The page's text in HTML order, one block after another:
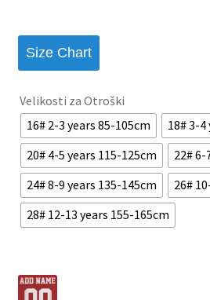
Size Chart
Velikosti za Otroški
16# 2-3 years 85-105cm
18# 3-
20# 4-5 years 115-125cm
22# 6-
24# 8-9 years 135-145cm
26#
28# 12-13 years 155-165cm